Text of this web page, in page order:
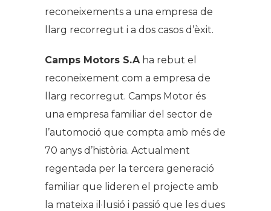
reconeixements a una empresa de
llarg recorregut i a dos casos d’èxit.
Camps Motors S.Aha rebut el
reconeixement com a empresa de
llarg recorregut. Camps Motor és
una empresa familiar del sector de
l’automoció que compta amb més de
70 anys d’història. Actualment
regentada per la tercera generació
familiar que lideren el projecte amb
la mateixa il·lusió i passió que les dues